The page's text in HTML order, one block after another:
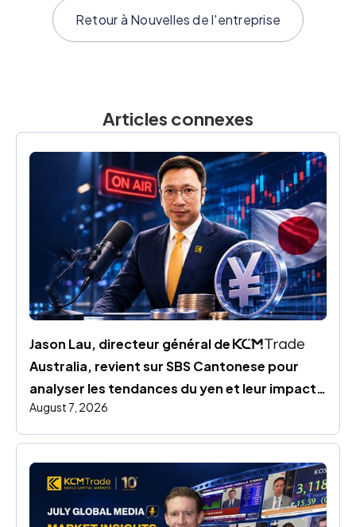
Retour à Nouvelles de l'entreprise
Articles connexes
Jason Lau, directeur général de
Australia, revient sur SBS Cantonese pour
analyser les tendances du yen et leur impact
sur les marchés mondiaux
August 7, 2026